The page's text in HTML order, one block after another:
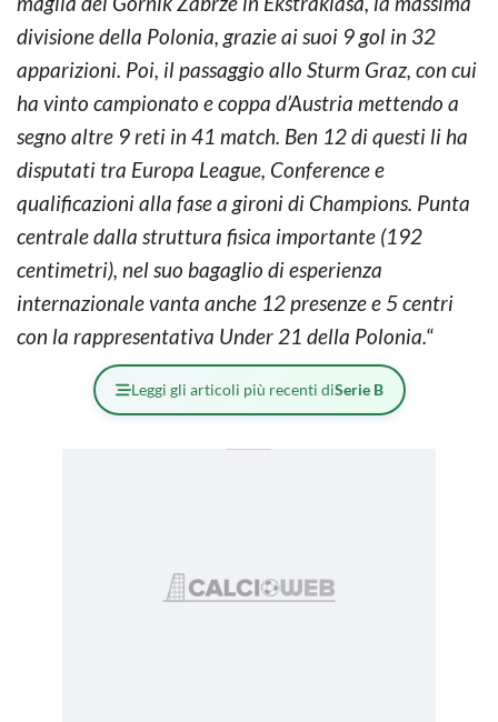
divisione della Polonia, grazie ai suoi 9 gol in 32
apparizioni. Poi, il passaggio allo Sturm Graz, con cui
ha vinto campionato e coppa d’Austria mettendo a
segno altre 9 reti in 41 match. Ben 12 di questi li ha
disputati tra Europa League, Conference e
qualificazioni alla fase a gironi di Champions. Punta
centrale dalla struttura fisica importante (192
centimetri), nel suo bagaglio di esperienza
internazionale vanta anche 12 presenze e 5 centri
con la rappresentativa Under 21 della Polonia.“
Leggi gli articoli più recenti diSerie B